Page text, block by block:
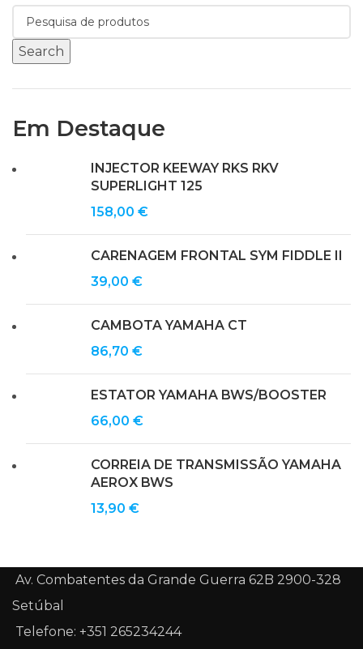
Search
Em Destaque
INJECTOR KEEWAY RKS RKV
SUPERLIGHT 125
158,00 €
CARENAGEM FRONTAL SYM FIDDLE II
39,00 €
CAMBOTA YAMAHA CT
86,70 €
ESTATOR YAMAHA BWS/BOOSTER
66,00 €
CORREIA DE TRANSMISSÃO YAMAHA
AEROX BWS
13,90 €
Av. Combatentes da Grande Guerra 62B 2900-328
Setúbal
Telefone: +351 265234244